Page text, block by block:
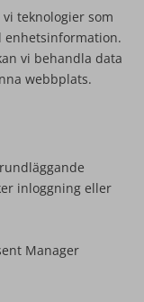
teknologier som
enhetsinformation.
vi behandla data
webbplats.
inloggning eller
Manager